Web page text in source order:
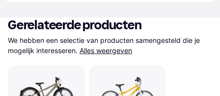
Gerelateerde producten
We hebben een selectie van producten samengesteld die je
mogelijk interesseren. Alles weergeven